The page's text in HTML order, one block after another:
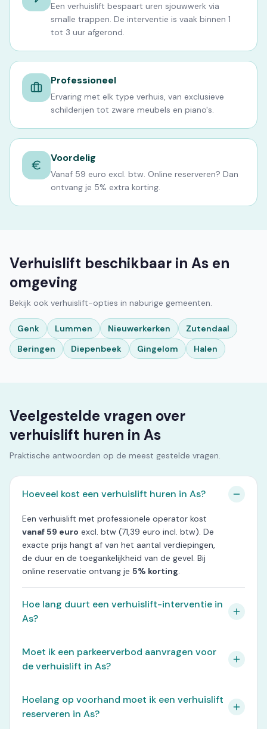
Een verhuislift bespaart uren sjouwwerk via
smalle trappen. De interventie is vaak binnen 1
tot 3 uur afgerond.
Professioneel
Ervaring met elk type verhuis, van exclusieve
schilderijen tot zware meubels en piano's.
Voordelig
Vanaf 59 euro excl. btw. Online reserveren? Dan
ontvang je 5% extra korting.
Verhuislift beschikbaar in As en
omgeving
Bekijk ook verhuislift-opties in naburige gemeenten.
Genk Lummen Nieuwerkerken
Zutendaal
Beringen
Diepenbeek Gingelom Halen
Veelgestelde vragen over
verhuislift huren in As
Praktische antwoorden op de meest gestelde vragen.
Hoeveel kost een verhuislift huren in As?
Een verhuislift met professionele operator kost
vanaf 59 euro excl. btw (71,39 euro incl. btw). De
exacte prijs hangt af van het aantal verdiepingen,
de duur en de toegankelijkheid van de gevel. Bij
online reservatie ontvang je 5% korting.
Hoe lang duurt een verhuislift-interventie in
As?
Moet ik een parkeerverbod aanvragen voor
de verhuislift in As?
Hoelang op voorhand moet ik een verhuislift
reserveren in As?